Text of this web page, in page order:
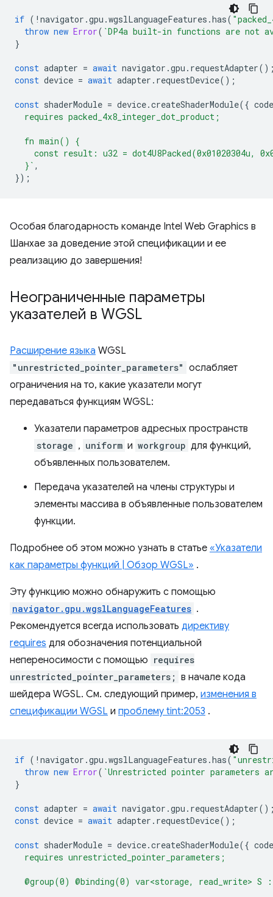
if ( ! navigator .gpu .wgslLanguageFeatures .has(
throw new Error( `DP4a built-in functions are not
}
const adapter = await navigator .gpu . requestAdapter
const device = await adapter . requestDevice();
const shaderModule = device.createShaderModule({ code
  requires packed_4x8_integer_dot_product;
  fn main() {
const result: u32 = dot4U8Packed(0x01020304u,
  }`
,
});
Особая благодарность команде Intel Web Graphics в
Шанхае за доведение этой спецификации и ее
реализацию до завершения!
Неограниченные параметры
указателей в WGSL
Расширение языка WGSL
"unrestricted_pointer_parameters" ослабляет
ограничения на то, какие указатели могут
передаваться функциям WGSL:
Указатели параметров адресных пространств
storage , uniform и workgroup для функций,
объявленных пользователем.
Передача указателей на члены структуры и
элементы массива в объявленные пользователем
функции.
Подробнее об этом можно узнать в статье «Указатели
как параметры функций | Обзор WGSL» .
Эту функцию можно обнаружить с помощью
navigator.gpu.wgslLanguageFeatures .
Рекомендуется всегда использовать директиву
requires для обозначения потенциальной
непереносимости с помощью requires
unrestricted_pointer_parameters; в начале кода
шейдера WGSL. См. следующий пример, изменения в
спецификации WGSL и проблему tint:2053 .
if ( ! navigator .gpu .wgslLanguageFeatures .has(
throw new Error( `Unrestricted pointer parameters
}
const adapter = await navigator .gpu . requestAdapter
const device = await adapter . requestDevice();
const shaderModule = device.createShaderModule({ code
  requires unrestricted_pointer_parameters;
@group(0) @binding(0) var<storage, read_write> S